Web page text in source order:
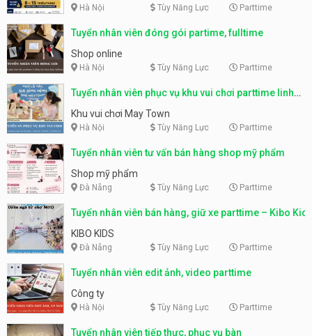
Hà Nội Tùy Năng Lực Parttime
Tuyển nhân viên đóng gói partime, fulltime
Shop online
Hà Nội Tùy Năng Lực Parttime
Tuyển nhân viên phục vụ khu vui chơi parttime linh
động
Khu vui chơi May Town
Hà Nội Tùy Năng Lực Parttime
Tuyển nhân viên tư vấn bán hàng shop mỹ phẩm
Shop mỹ phẩm
Đà Nẵng Tùy Năng Lực Parttime
Tuyển nhân viên bán hàng, giữ xe parttime – Kibo Kid
KIBO KIDS
Đà Nẵng Tùy Năng Lực Parttime
Tuyển nhân viên edit ảnh, video parttime
Công ty
Hà Nội Tùy Năng Lực Parttime
Tuyển nhân viên tiếp thực, phục vụ bàn